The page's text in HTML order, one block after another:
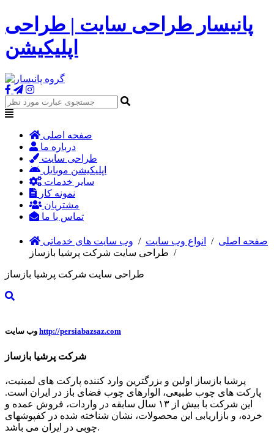
پانیسار طراحی سایت | طراحی
اپلیکیشن
صفحه اصلی
درباره ما
طراحی سایت
اپلیکیشن موبایل
سایر خدمات
نمونه کار
مشتریان
تماس با ما
صفحه اصلی / انواع وب سایت / وب سایت های خدماتی
/ طراحی سایت شرکت پرشیا بازساز
طراحی سایت شرکت پرشیا بازساز
http://persiabazsaz.com
شرکت پرشیا بازساز
پرشیا بازساز اولین و بزرگترین وارد کننده پارکت های لمینیت،
پارکت های چوب طبیعی، الوارهای چوب فضای باز در ایران است.
این شرکت با بیش از ۱۳ سال سابقه در واردات، فروش عمده و
خرده، و بازاریابی این محصولات، نشان شناخته شده در کفپوشهای
چوبی در ایران می باشد.